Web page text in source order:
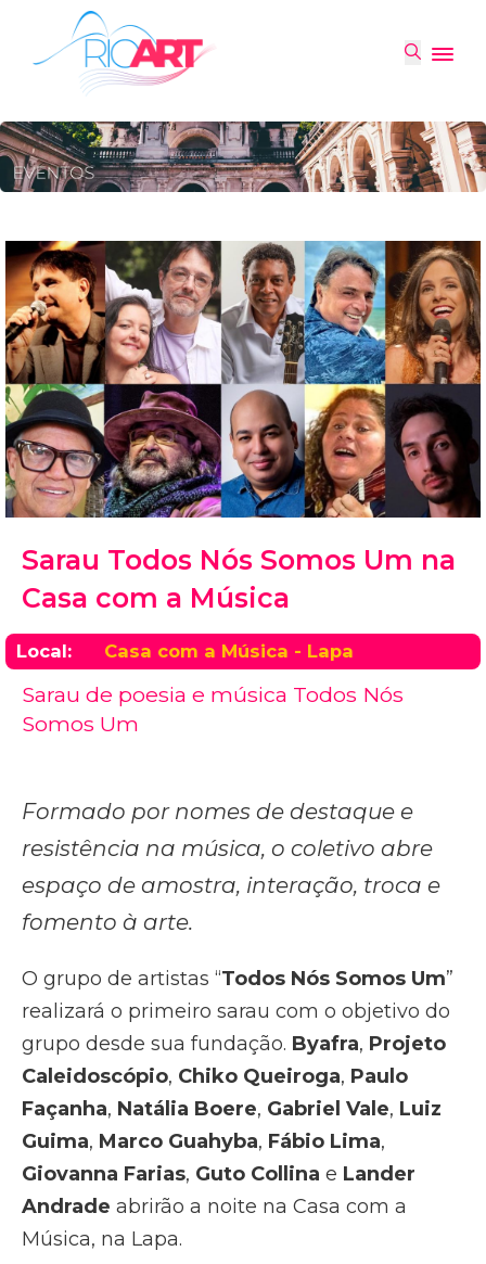
Sarau Todos Nós Somos Um na
Casa com a Música
Local: Casa com a Música - Lapa
Sarau de poesia e música Todos Nós
Somos Um
Formado por nomes de destaque e
resistência na música, o coletivo abre
espaço de amostra, interação, troca e
fomento à arte.
O grupo de artistas “Todos Nós Somos Um”
realizará o primeiro sarau com o objetivo do
grupo desde sua fundação. Byafra, Projeto
Caleidoscópio, Chiko Queiroga, Paulo
Façanha, Natália Boere, Gabriel Vale, Luiz
Guima, Marco Guahyba, Fábio Lima,
Giovanna Farias, Guto Collina e Lander
Andrade abrirão a noite na Casa com a
Música, na Lapa.